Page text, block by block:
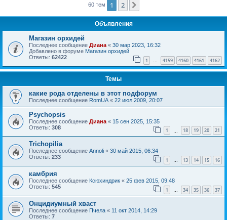
60 тем 1 2
Объявления
Магазин орхидей
Последнее сообщение Диана « 30 мар 2023, 16:32
Добавлено в форуме Магазин орхидей
Ответы: 62422 1 … 4159 4160 4161 4162
Темы
какие рода отделены в этот подфорум
Последнее сообщение RomUA « 22 июл 2009, 20:07
Psychopsis
Последнее сообщение Диана « 15 сен 2025, 15:35
Ответы: 308 1 18 19 20 21
Trichopilia
Последнее сообщение Annoli « 30 май 2015, 06:34
Ответы: 233 1 … 13 14 15 16
камбрия
Последнее сообщение Ксюхиндрик « 25 фев 2015, 09:48
Ответы: 545 1 … 34 35 36 37
Онцидиумный хваст
Последнее сообщение Пчела « 11 окт 2014, 14:29
Ответы: 7